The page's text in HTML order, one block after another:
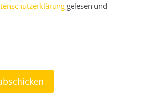
gelesen und